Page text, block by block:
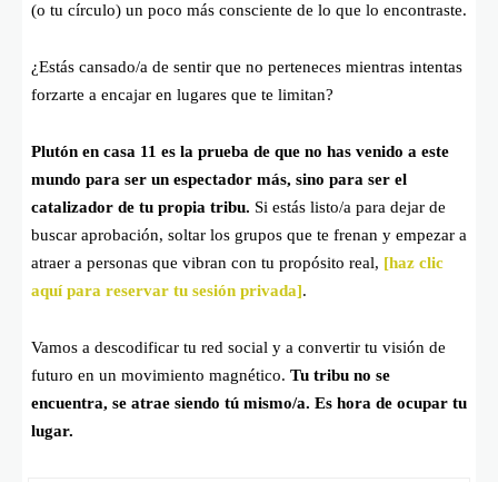
(o tu círculo) un poco más consciente de lo que lo encontraste.
¿Estás cansado/a de sentir que no perteneces mientras intentas
forzarte a encajar en lugares que te limitan?
Plutón en casa 11 es la prueba de que no has venido a este
mundo para ser un espectador más, sino para ser el
catalizador de tu propia tribu. Si estás listo/a para dejar de
buscar aprobación, soltar los grupos que te frenan y empezar a
atraer a personas que vibran con tu propósito real, [haz clic
aquí para reservar tu sesión privada].
Vamos a descodificar tu red social y a convertir tu visión de
futuro en un movimiento magnético. Tu tribu no se
encuentra, se atrae siendo tú mismo/a. Es hora de ocupar tu
lugar.